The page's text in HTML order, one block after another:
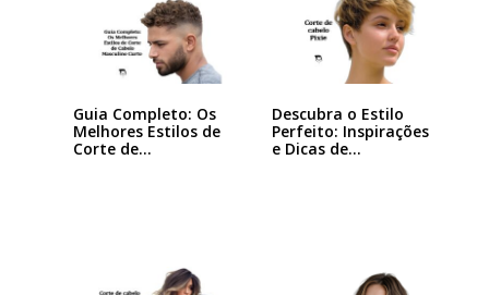
Guia Completo: Os
Melhores Estilos de
Corte de…
Descubra o Estilo
Perfeito: Inspirações
e Dicas de…